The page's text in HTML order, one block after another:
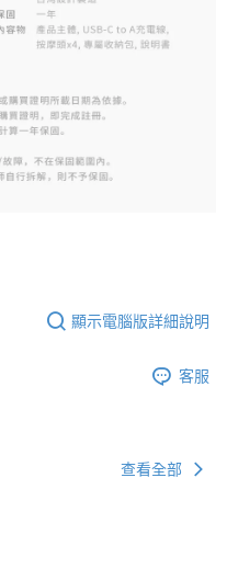
顯示電腦版詳細說明
客服
查看全部